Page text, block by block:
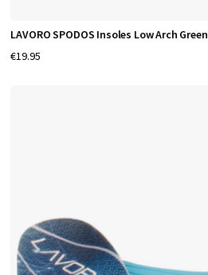
LAVORO SPODOS Insoles Low Arch Green
€19.95